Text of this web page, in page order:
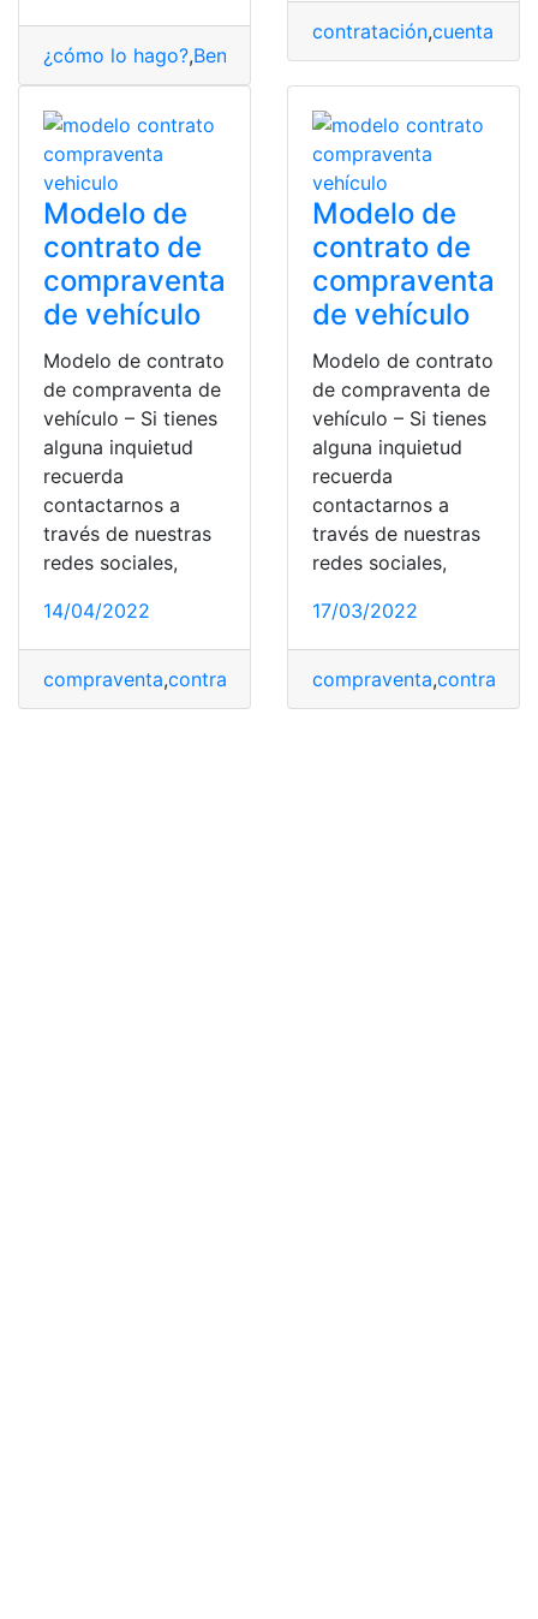
¿cómo lo hago?,Beneficios ,Catar,contratación,Empleo
contratación,cuenta
Modelo de
contrato de
compraventa
de vehículo
Modelo de contrato
de compraventa de
vehículo – Si tienes
alguna inquietud
recuerda
contactarnos a
través de nuestras
redes sociales,
14/04/2022
compraventa,contratación contratar,contratar pólizas
Modelo de
contrato de
compraventa
de vehículo
Modelo de contrato
de compraventa de
vehículo – Si tienes
alguna inquietud
recuerda
contactarnos a
través de nuestras
redes sociales,
17/03/2022
compraventa,